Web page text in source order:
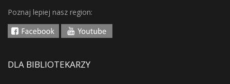
Poznaj lepiej nasz region:
DLA BIBLIOTEKARZY